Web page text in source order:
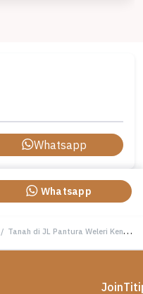
Whatsapp
Whatsapp
/ Tanah di JL Pantura Weleri Kendal ( Me 7954 )
Join